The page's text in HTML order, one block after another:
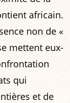
africain.
non de «
mettent eux-
qui
et de